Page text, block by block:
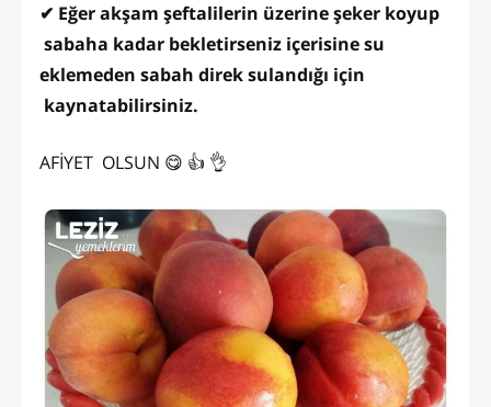
✔ Eğer akşam şeftalilerin üzerine şeker koyup
sabaha kadar bekletirseniz içerisine su
eklemeden sabah direk sulandığı için
kaynatabilirsiniz.
AFİYET OLSUN 😋 👍 👌